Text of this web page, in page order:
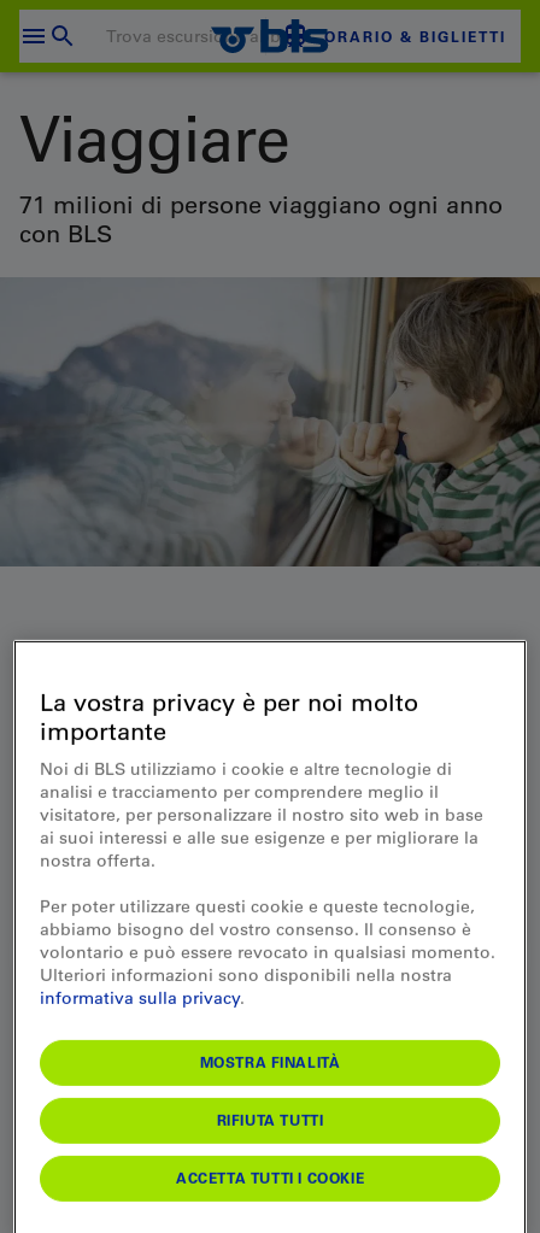
Salta
ORARIO & BIGLIETTI
CARRELLO
Login
Viaggiare
71 milioni di persone viaggiano ogni anno
con BLS
Orari online
Titoli di trasporto
La vostra privacy è per noi molto
importante
Noi di BLS utilizziamo i cookie e altre tecnologie di
analisi e tracciamento per comprendere meglio il
visitatore, per personalizzare il nostro sito web in base
ai suoi interessi e alle sue esigenze e per migliorare la
nostra offerta.
Per poter utilizzare questi cookie e queste tecnologie,
abbiamo bisogno del vostro consenso. Il consenso è
volontario e può essere revocato in qualsiasi momento.
Ulteriori informazioni sono disponibili nella nostra
informativa sulla privacy.
MOSTRA FINALITÀ
RIFIUTA TUTTI
ACCETTA TUTTI I COOKIE